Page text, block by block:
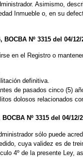
Asimismo,
Inmueble o, en su
Nº 3315 del 04/12/
en el Registro o
definitiva.
de pasados cinco (5)
dolosos relacionados
Nº 3315 del 04/12/
sólo puede
cuya validez es de
4º de la presente Ley,